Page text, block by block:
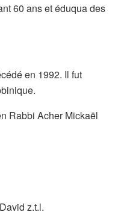
60 ans et éduqua des
en 1992. Il fut
Rabbi Acher Mickaël
z.t.l.